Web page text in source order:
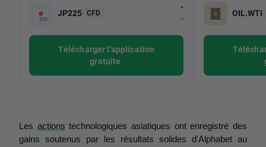
JP225 CFD
-
-
Télécharger l'application
gratuite
OIL.WTI
Les actions technologiques asiatiques ont enregistré des
gains soutenus par les résultats solides d'Alphabet au